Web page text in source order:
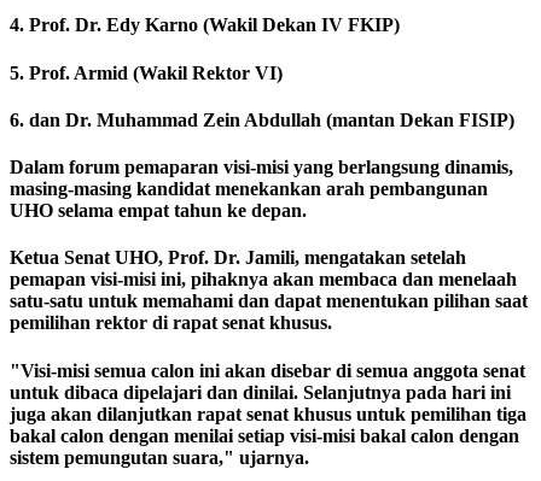
4. Prof. Dr. Edy Karno (Wakil Dekan IV FKIP)
5. Prof. Armid (Wakil Rektor VI)
6. dan Dr. Muhammad Zein Abdullah (mantan Dekan FISIP)
Dalam forum pemaparan visi-misi yang berlangsung dinamis,
masing-masing kandidat menekankan arah pembangunan
UHO selama empat tahun ke depan.
Ketua Senat UHO, Prof. Dr. Jamili, mengatakan setelah
pemapan visi-misi ini, pihaknya akan membaca dan menelaah
satu-satu untuk memahami dan dapat menentukan pilihan saat
pemilihan rektor di rapat senat khusus.
"Visi-misi semua calon ini akan disebar di semua anggota senat
untuk dibaca dipelajari dan dinilai. Selanjutnya pada hari ini
juga akan dilanjutkan rapat senat khusus untuk pemilihan tiga
bakal calon dengan menilai setiap visi-misi bakal calon dengan
sistem pemungutan suara," ujarnya.